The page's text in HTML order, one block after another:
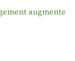
augmente